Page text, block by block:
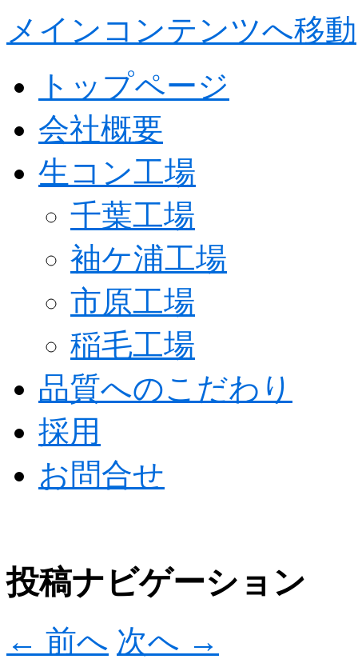
メインコンテンツへ移動
トップページ
会社概要
生コン工場
千葉工場
袖ケ浦工場
市原工場
稲毛工場
品質へのこだわり
採用
お問合せ
投稿ナビゲーション
← 前へ 次へ →